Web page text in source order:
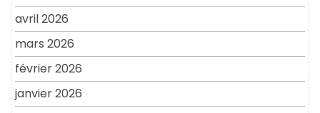
avril 2026
mars 2026
février 2026
janvier 2026